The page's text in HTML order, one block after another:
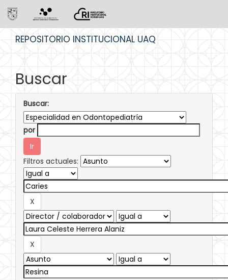
REPOSITORIO INSTITUCIONAL UAQ
Buscar
Buscar:
por
Filtros actuales: